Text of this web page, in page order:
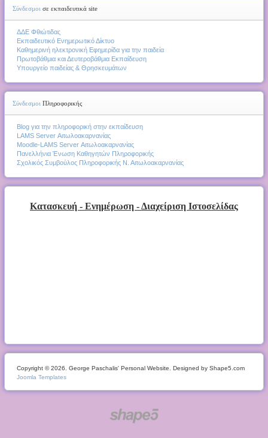
Σύνδεσμοι σε εκπαιδευτικά site
ΔΔΕ Φθιώτιδας
Εκπαιδευτικό Ενημερωτικό Δίκτυο
Καθημερινή ηλεκτρονική Εφημερίδα για την παιδεία
Πρωτοβάθμια και Δευτεροβάθμια Εκπαίδευση
Υπουργείο παιδείας & Θρησκευμάτων
Σύνδεσμοι Πληροφορικής
Blog για την πληροφορική στην εκπαίδευση
LAMS Server Αιτωλοακαρνανίας
Moodle-LAMS Server Αιτωλοακαρνανίας
Πανελλήνια Ένωση Καθηγητών Πληροφορικής
Σχολικός Συμβούλος Πληροφορικής Ν. Αιτωλοακαρνανίας
Κατασκευή - Ενημέρωση - Διαχείριση Ιστοσελίδας
Copyright © 2026. George Paschalis' Personal Website. Designed by Shape5.com
Joomla Templates